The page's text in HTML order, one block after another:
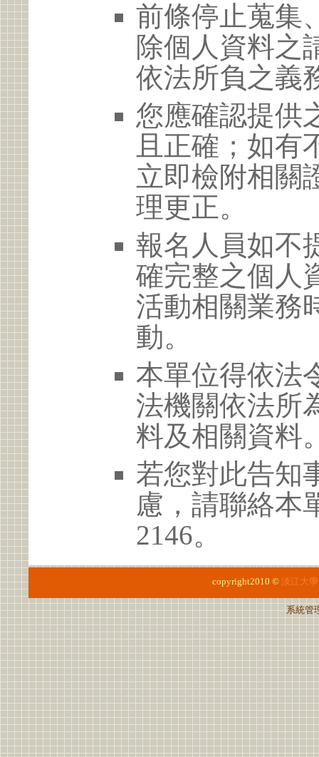
前條停止蒐集
除個人資料之
依法所負之義
您應確認提供
且正確；如有
立即檢附相關
理更正。
報名人員如不
確完整之個人
活動相關業務
動。
本單位得依法
法機關依法所
料及相關資料
若您對此告知
慮，請聯絡本
2146。
copyright2010 © 淡江大學
系統管